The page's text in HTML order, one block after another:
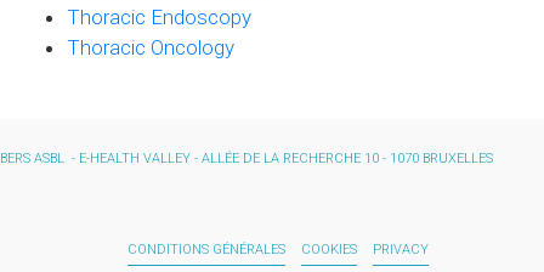
Thoracic Endoscopy
Thoracic Oncology
BERS ASBL - E-HEALTH VALLEY - ALLÉE DE LA RECHERCHE 10 - 1070 BRUXELLES
CONDITIONS GÉNÉRALES COOKIES PRIVACY